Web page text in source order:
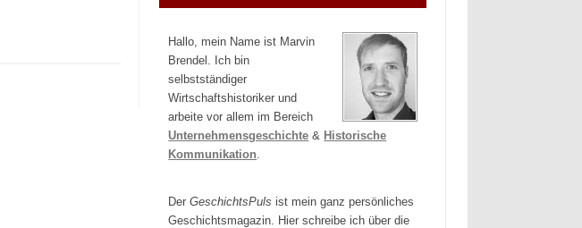
Hallo, mein Name ist Marvin
Brendel. Ich bin
selbstständiger
Wirtschaftshistoriker und
arbeite vor allem im Bereich
Unternehmensgeschichte & Historische
Kommunikation
DerGeschichtsPuls ist mein ganz persönliches
Geschichtsmagazin. Hier schreibe ich über die